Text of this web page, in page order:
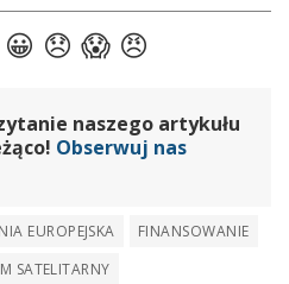
naszego artykułu
Obserwuj nas
EUROPEJSKA
FINANSOWANIE
SATELITARNY